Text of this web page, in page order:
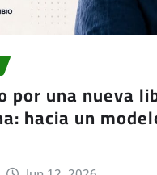
por una nueva
hacia un